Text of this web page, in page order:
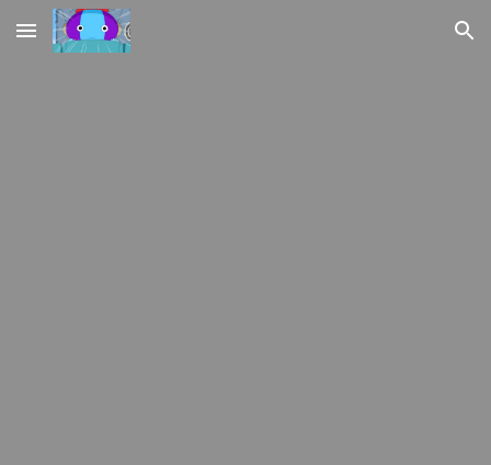
Skip to main content Skip to navigation